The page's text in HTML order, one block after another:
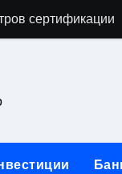
сертификации
и
базальтового